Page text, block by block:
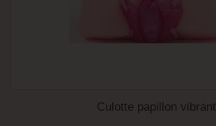
Culotte papillon vibrant